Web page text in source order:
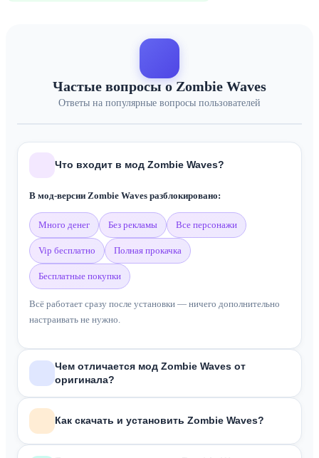
Частые вопросы о Zombie Waves
Ответы на популярные вопросы пользователей
Что входит в мод Zombie Waves?
В мод-версии Zombie Waves разблокировано:
много денег без рекламы все персонажи
vip бесплатно полная прокачка
бесплатные покупки
Всё работает сразу после установки — ничего дополнительно
настраивать не нужно.
Чем отличается мод Zombie Waves от
оригинала?
В отличие от оригинальной версии из Google Play, мод
Waves
Много денег и алмазов
Как скачать и установить Zombie Waves?